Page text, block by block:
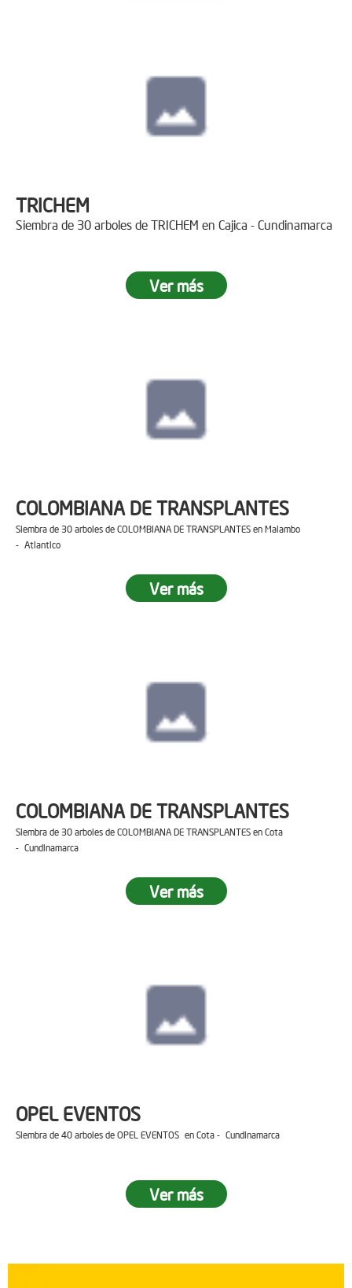
TRICHEM
Siembra de 30 arboles de TRICHEM en Cajica - Cundinamarca
Ver más
COLOMBIANA DE TRANSPLANTES
Siembra de 30 arboles de COLOMBIANA DE TRANSPLANTES en Malambo
- Atlantico
Ver más
COLOMBIANA DE TRANSPLANTES
Siembra de 30 arboles de COLOMBIANA DE TRANSPLANTES en Cota
- Cundinamarca
Ver más
OPEL EVENTOS
Siembra de 40 arboles de OPEL EVENTOS en Cota - Cundinamarca
Ver más